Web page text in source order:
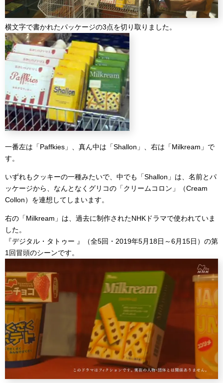
横文字で書かれたパッケージの3点を切り取りました。
一番左は「Paffkies」、真ん中は「Shallon」、右は「Milkream」で
す。
いずれもクッキーの一種みたいで、中でも「Shallon」は、名前とパ
ッケージから、なんとなくグリコの「クリームコロン」（Cream
Collon）を連想してしまいます。
右の「Milkream」は、過去に制作されたNHKドラマで使われていま
した。
『デジタル・タトゥー 』（全5回・2019年5月18日～6月15日）の第
1回冒頭のシーンです。